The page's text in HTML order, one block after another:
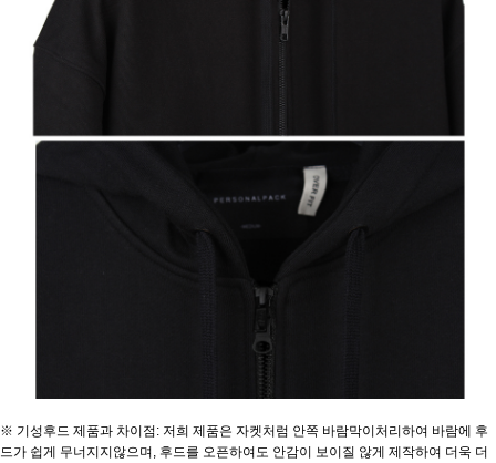
※ 기성후드 제품과 차이점: 저희 제품은 자켓처럼 안쪽 바람막이처리하여 바람에 후
드가 쉽게 무너지지않으며, 후드를 오픈하여도 안감이 보이질 않게 제작하여 더욱 더